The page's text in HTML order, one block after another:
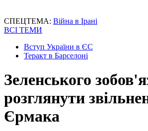
СПЕЦТЕМА: Війна в Ірані
ВСІ ТЕМИ
Вступ України в ЄС
Теракт в Барселоні
Зеленського
розглянути
Єрмака